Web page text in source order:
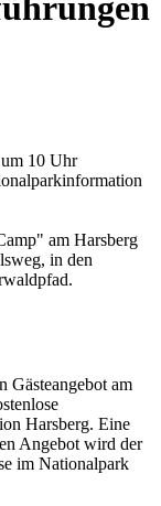
um 10 Uhr
am Harsberg
in den
Gästeangebot am
Harsberg. Eine
Angebot wird der
im Nationalpark